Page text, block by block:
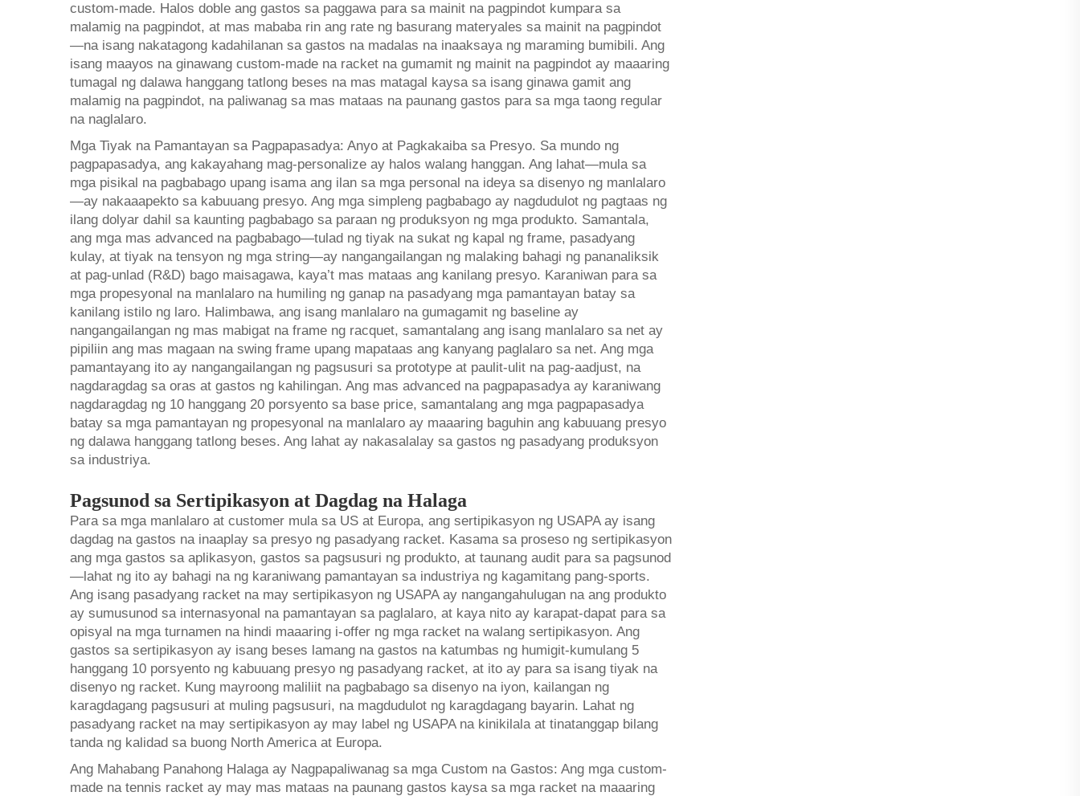
custom-made. Halos doble ang gastos sa paggawa para sa mainit na pagpindot kumpara sa
malamig na pagpindot, at mas mababa rin ang rate ng basurang materyales sa mainit na pagpindot
—na isang nakatagong kadahilanan sa gastos na madalas na inaaksaya ng maraming bumibili. Ang
isang maayos na ginawang custom-made na racket na gumamit ng mainit na pagpindot ay maaaring
tumagal ng dalawa hanggang tatlong beses na mas matagal kaysa sa isang ginawa gamit ang
malamig na pagpindot, na paliwanag sa mas mataas na paunang gastos para sa mga taong regular
na naglalaro.
Mga Tiyak na Pamantayan sa Pagpapasadya: Anyo at Pagkakaiba sa Presyo. Sa mundo ng
pagpapasadya, ang kakayahang mag-personalize ay halos walang hanggan. Ang lahat—mula sa
mga pisikal na pagbabago upang isama ang ilan sa mga personal na ideya sa disenyo ng manlalaro
—ay nakaaapekto sa kabuuang presyo. Ang mga simpleng pagbabago ay nagdudulot ng pagtaas ng
ilang dolyar dahil sa kaunting pagbabago sa paraan ng produksyon ng mga produkto. Samantala,
ang mga mas advanced na pagbabago—tulad ng tiyak na sukat ng kapal ng frame, pasadyang
kulay, at tiyak na tensyon ng mga string—ay nangangailangan ng malaking bahagi ng pananaliksik
at pag-unlad (R&D) bago maisagawa, kaya’t mas mataas ang kanilang presyo. Karaniwan para sa
mga propesyonal na manlalaro na humiling ng ganap na pasadyang mga pamantayan batay sa
kanilang istilo ng laro. Halimbawa, ang isang manlalaro na gumagamit ng baseline ay
nangangailangan ng mas mabigat na frame ng racquet, samantalang ang isang manlalaro sa net ay
pipiliin ang mas magaan na swing frame upang mapataas ang kanyang paglalaro sa net. Ang mga
pamantayang ito ay nangangailangan ng pagsusuri sa prototype at paulit-ulit na pag-aadjust, na
nagdaragdag sa oras at gastos ng kahilingan. Ang mas advanced na pagpapasadya ay karaniwang
nagdaragdag ng 10 hanggang 20 porsyento sa base price, samantalang ang mga pagpapasadya
batay sa mga pamantayan ng propesyonal na manlalaro ay maaaring baguhin ang kabuuang presyo
ng dalawa hanggang tatlong beses. Ang lahat ay nakasalalay sa gastos ng pasadyang produksyon
sa industriya.
Pagsunod sa Sertipikasyon at Dagdag na Halaga
Para sa mga manlalaro at customer mula sa US at Europa, ang sertipikasyon ng USAPA ay isang
dagdag na gastos na inaaplay sa presyo ng pasadyang racket. Kasama sa proseso ng sertipikasyon
ang mga gastos sa aplikasyon, gastos sa pagsusuri ng produkto, at taunang audit para sa pagsunod
—lahat ng ito ay bahagi na ng karaniwang pamantayan sa industriya ng kagamitang pang-sports.
Ang isang pasadyang racket na may sertipikasyon ng USAPA ay nangangahulugan na ang produkto
ay sumusunod sa internasyonal na pamantayan sa paglalaro, at kaya nito ay karapat-dapat para sa
opisyal na mga turnamen na hindi maaaring i-offer ng mga racket na walang sertipikasyon. Ang
gastos sa sertipikasyon ay isang beses lamang na gastos na katumbas ng humigit-kumulang 5
hanggang 10 porsyento ng kabuuang presyo ng pasadyang racket, at ito ay para sa isang tiyak na
disenyo ng racket. Kung mayroong maliliit na pagbabago sa disenyo na iyon, kailangan ng
karagdagang pagsusuri at muling pagsusuri, na magdudulot ng karagdagang bayarin. Lahat ng
pasadyang racket na may sertipikasyon ay may label ng USAPA na kinikilala at tinatanggap bilang
tanda ng kalidad sa buong North America at Europa.
Ang Mahabang Panahong Halaga ay Nagpapaliwanag sa mga Custom na Gastos: Ang mga custom-
made na tennis racket ay may mas mataas na paunang gastos kaysa sa mga racket na maaaring